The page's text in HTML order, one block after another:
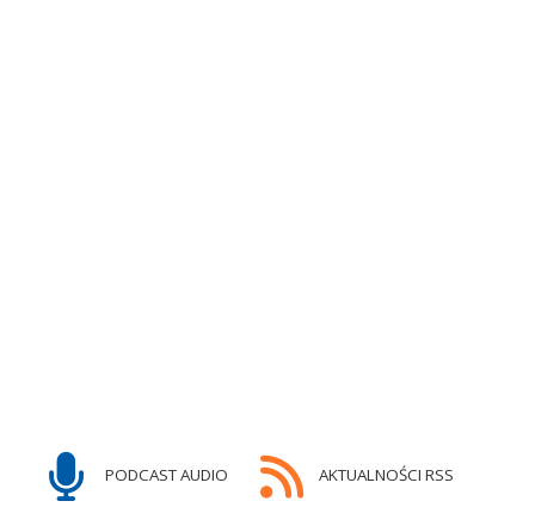
PODCAST AUDIO AKTUALNOŚCI RSS